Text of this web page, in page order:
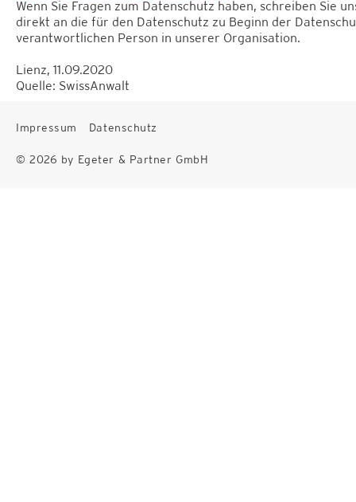
Wenn Sie Fragen zum Datenschutz haben, schreiben Sie
direkt an die für den Datenschutz zu Beginn der
verantwortlichen Person in unserer Organisation.
Lienz, 11.09.2020
Quelle: SwissAnwalt
Impressum Datenschutz
© 2026 by Egeter & Partner GmbH